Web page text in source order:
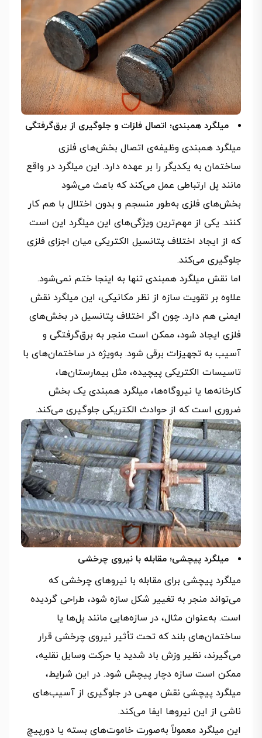
میلگرد همبندی؛ اتصال فلزات و جلوگیری از برق‌گرفتگی
میلگرد همبندی وظیفه‌ی اتصال بخش‌های فلزی
ساختمان به یکدیگر را بر عهده دارد. این میلگرد در واقع
مانند پل ارتباطی عمل می‌کند که باعث می‌شود
بخش‌های فلزی به‌طور منسجم و بدون اختلال با هم کار
کنند. یکی از مهم‌ترین ویژگی‌های این میلگرد این است
که از ایجاد اختلاف پتانسیل الکتریکی میان اجزای فلزی
جلوگیری می‌کند.
اما نقش میلگرد همبندی تنها به اینجا ختم نمی‌شود.
علاوه بر تقویت سازه از نظر مکانیکی، این میلگرد نقش
ایمنی هم دارد. چون اگر اختلاف پتانسیل در بخش‌های
فلزی ایجاد شود، ممکن است منجر به برق‌گرفتگی و
آسیب به تجهیزات برقی شود. به‌ویژه در ساختمان‌های با
تاسیسات الکتریکی پیچیده، مثل بیمارستان‌ها،
کارخانه‌ها یا نیروگاه‌ها، میلگرد همبندی یک بخش
ضروری است که از حوادث الکتریکی جلوگیری می‌کند.
میلگرد پیچشی؛ مقابله با نیروی چرخشی
میلگرد پیچشی برای مقابله با نیروهای چرخشی که
می‌تواند منجر به تغییر شکل سازه شود، طراحی گردیده
است. به‌عنوان مثال، در سازه‌هایی مانند پل‌ها یا
ساختمان‌های بلند که تحت تأثیر نیروی چرخشی قرار
می‌گیرند، نظیر وزش باد شدید یا حرکت وسایل نقلیه،
ممکن است سازه دچار پیچش شود. در این شرایط،
میلگرد پیچشی نقش مهمی در جلوگیری از آسیب‌های
ناشی از این نیروها ایفا می‌کند.
این میلگرد معمولاً به‌صورت خاموت‌های بسته یا دورپیچ